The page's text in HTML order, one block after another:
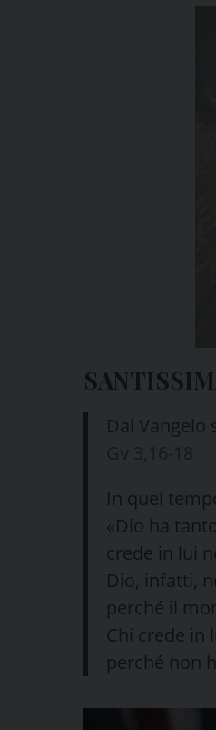
Dal Vangelo
In quel
«Dio ha
crede in lui
Dio, infatti,
perché il
Chi crede in
perché non